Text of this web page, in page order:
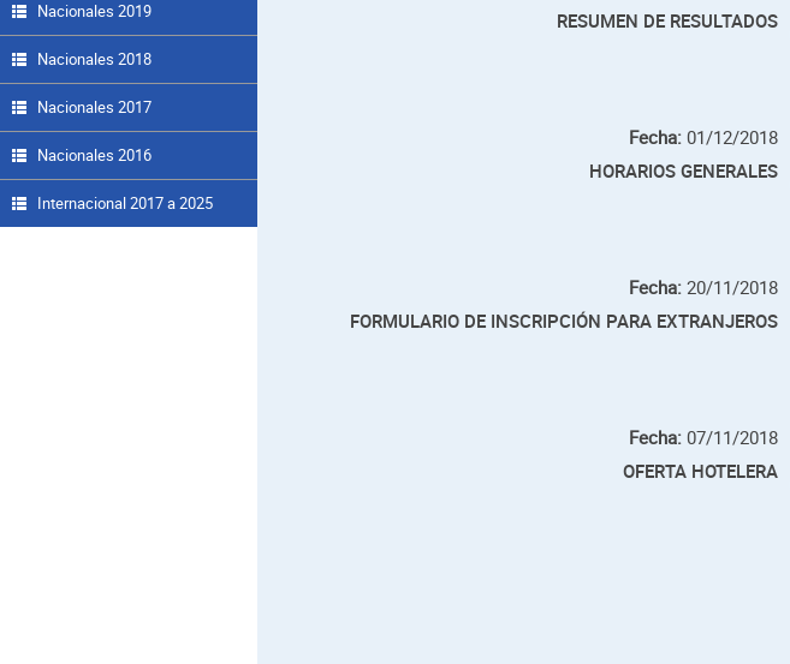
Nacionales 2019
Nacionales 2018
Nacionales 2017
Nacionales 2016
Internacional 2017 a 2025
RESUMEN DE RESULTADOS
Fecha: 01/12/2018
HORARIOS GENERALES
Fecha: 20/11/2018
FORMULARIO DE INSCRIPCIÓN PARA EXTRANJEROS
Fecha: 07/11/2018
OFERTA HOTELERA